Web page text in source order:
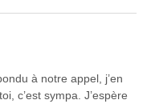
à notre appel, j’en
c’est sympa. J’espère